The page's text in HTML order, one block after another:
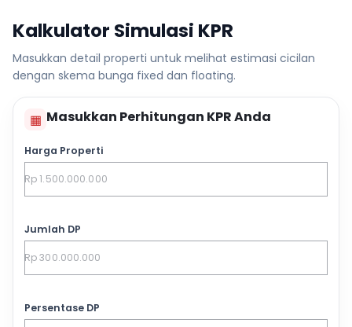
Kalkulator Simulasi KPR
Masukkan detail properti untuk melihat estimasi cicilan
dengan skema bunga fixed dan floating.
▦ Masukkan Perhitungan KPR Anda
Harga Properti
Jumlah DP
Persentase DP